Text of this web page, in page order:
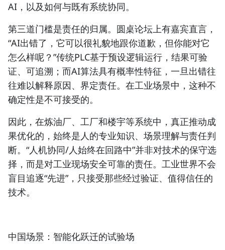
AI，以及如何与既有系统协同。
第三道门槛是责任的归属。圆桌论坛上有嘉宾直言，
“AI出错了，它可以很礼貌地跟你道歉，但你能对它
怎么样呢？”传统PLC基于预设逻辑运行，结果可验
证、可追溯；而AI算法具有概率性特征，一旦出错往
往难以解释原因、界定责任。在工业场景中，这种不
确定性是不可接受的。
因此，在炼油厂、工厂和楼宇等系统中，真正推动成
果优化的，始终是人的专业知识、场景理解与责任判
断。“人机协同/人始终在回路中”并非对技术的保守选
择，而是对工业现场安全可靠的责任。工业世界不会
盲目追逐“先进”，只接受那些经过验证、值得信任的
技术。
中国场景：智能化跃迁的试验场